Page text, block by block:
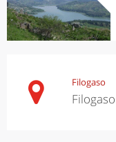
Filogaso
Filogaso